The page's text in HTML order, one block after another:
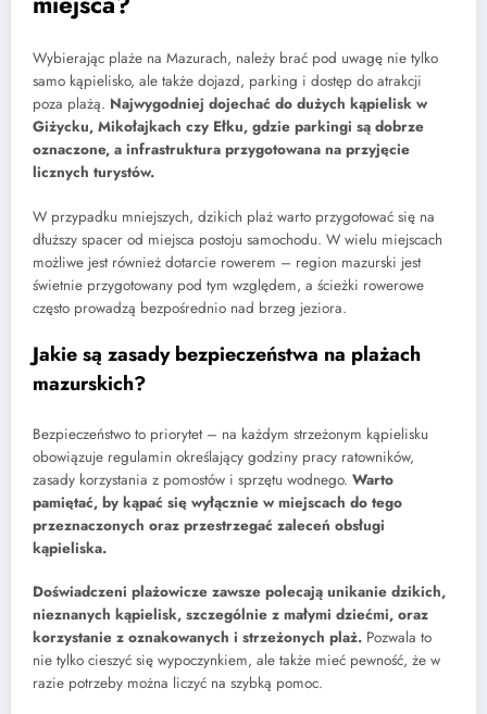
Wybierając plaże na Mazurach, należy brać pod uwagę nie tylko
samo kąpielisko, ale także dojazd, parking i dostęp do atrakcji
poza plażą. Najwygodniej dojechać do dużych kąpielisk w
Giżycku, Mikołajkach czy Ełku, gdzie parkingi są dobrze
oznaczone, a infrastruktura przygotowana na przyjęcie
licznych turystów.
W przypadku mniejszych, dzikich plaż warto przygotować się na
dłuższy spacer od miejsca postoju samochodu. W wielu miejscach
możliwe jest również dotarcie rowerem – region mazurski jest
świetnie przygotowany pod tym względem, a ścieżki rowerowe
często prowadzą bezpośrednio nad brzeg jeziora.
Jakie są zasady bezpieczeństwa na plażach
mazurskich?
Bezpieczeństwo to priorytet – na każdym strzeżonym kąpielisku
obowiązuje regulamin określający godziny pracy ratowników,
zasady korzystania z pomostów i sprzętu wodnego. Warto
pamiętać, by kąpać się wyłącznie w miejscach do tego
przeznaczonych oraz przestrzegać zaleceń obsługi
kąpieliska.
Doświadczeni plażowicze zawsze polecają unikanie dzikich,
nieznanych kąpielisk, szczególnie z małymi dziećmi, oraz
korzystanie z oznakowanych i strzeżonych plaż. Pozwala to
nie tylko cieszyć się wypoczynkiem, ale także mieć pewność, że w
razie potrzeby można liczyć na szybką pomoc.